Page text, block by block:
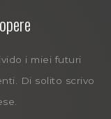
i miei futuri
Di solito scrivo